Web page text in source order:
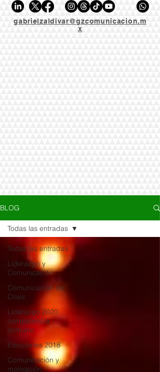
gabrielzaldivar@gzcomunicacion.m
x
BLOG
Todas las entradas
Liderazgo y
Comunicación
Comunicación de
Crisis
Liderazgo 2020,
competencia
comunic
Elecciones 2018
Comunicación y
motivación
Todas las entradas